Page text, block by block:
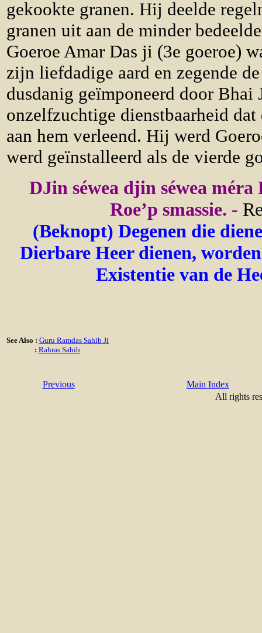
gekookte granen. Hij deelde
granen uit aan de minder
Goeroe Amar Das ji (3e goeroe)
zijn liefdadige aard en zegende
dusdanig geïmponeerd door
onzelfzuchtige dienstbaarheid
aan hem verleend. Hij werd
werd geïnstalleerd als de vierde
DJin séwea djin séwea
Roe’p smassie. -
(Beknopt) Degenen die
Dierbare Heer dienen,
Existentie van de
See Also : Guru Ramdas Sahib Ji
: Rahras Sahib
Previous
Main Index
All rights